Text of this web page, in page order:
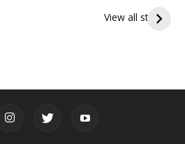
View all stories
ఇంద్రకీలాద్రి గిరి ప్రదక్షిణ